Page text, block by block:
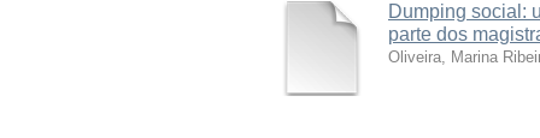
Dumping social:
parte dos
Oliveira, Marina